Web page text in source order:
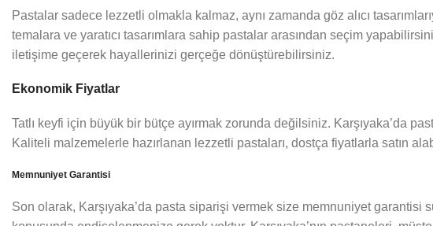
Pastalar sadece lezzetli olmakla kalmaz, aynı zamanda göz alıcı
temalara ve yaratıcı tasarımlara sahip pastalar arasından seçim
iletişime geçerek hayallerinizi gerçeğe dönüştürebilirsiniz.
Ekonomik Fiyatlar
Tatlı keyfi için büyük bir bütçe ayırmak zorunda değilsiniz. Karşıyaka’da
Kaliteli malzemelerle hazırlanan lezzetli pastaları, dostça fiyatlarla satın
Memnuniyet Garantisi
Son olarak, Karşıyaka’da pasta siparişi vermek size memnuniyet